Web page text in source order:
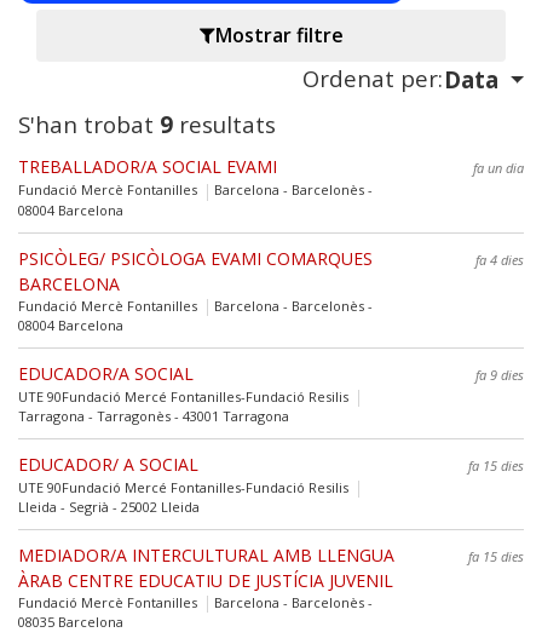
Mostrar filtre
Ordenat per:Data
S'han trobat 9 resultats
TREBALLADOR/A SOCIAL EVAMI
fa un dia
Fundació Mercè Fontanilles
Barcelona - Barcelonès -
08004 Barcelona
PSICÒLEG/ PSICÒLOGA EVAMI COMARQUES
BARCELONA
fa 4 dies
Fundació Mercè Fontanilles
Barcelona - Barcelonès -
08004 Barcelona
EDUCADOR/A SOCIAL
fa 9 dies
UTE 90Fundació Mercé Fontanilles-Fundació Resilis
Tarragona - Tarragonès - 43001 Tarragona
EDUCADOR/ A SOCIAL
fa 15 dies
UTE 90Fundació Mercé Fontanilles-Fundació Resilis
Lleida - Segrià - 25002 Lleida
MEDIADOR/A INTERCULTURAL AMB LLENGUA
ÀRAB CENTRE EDUCATIU DE JUSTÍCIA JUVENIL
fa 15 dies
Fundació Mercè Fontanilles
Barcelona - Barcelonès -
08035 Barcelona